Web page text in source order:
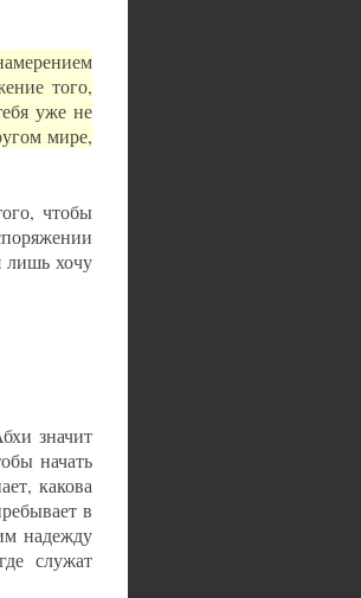
того,
уже не
мире,
чтобы
лишь хочу
значит
начать
какова
в
надежду
служат